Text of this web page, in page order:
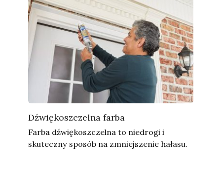
Dźwiękoszczelna farba
Farba dźwiękoszczelna to niedrogi i
skuteczny sposób na zmniejszenie hałasu.